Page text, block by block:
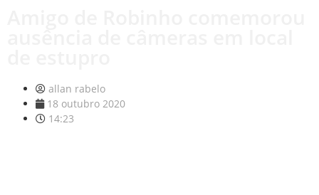
allan rabelo
18 outubro 2020
14:23